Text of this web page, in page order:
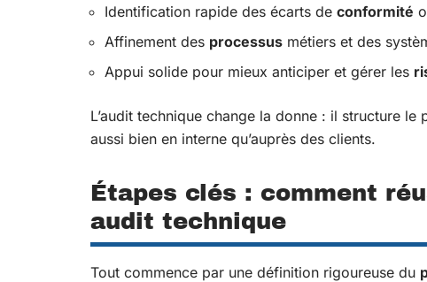
Identification rapide des écarts de conformité
Affinement des processus métiers et des
Appui solide pour mieux anticiper et gérer les
L’audit technique change la donne : il structure
aussi bien en interne qu’auprès des clients.
Étapes clés : comment
audit technique
Tout commence par une définition rigoureuse du